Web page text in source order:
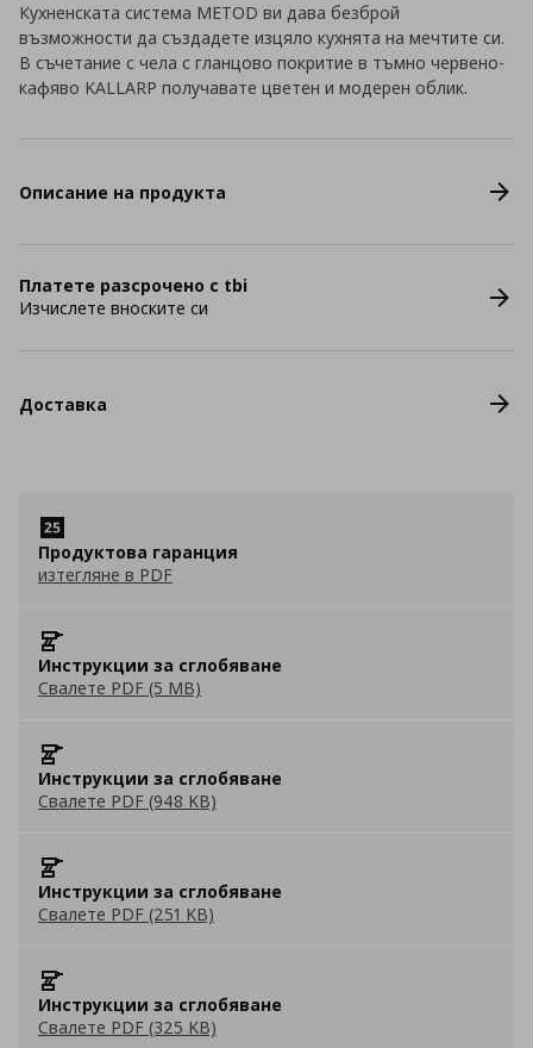
Кухненската система METOD ви дава безброй
възможности да създадете изцяло кухнята на мечтите си.
В съчетание с чела с гланцово покритие в тъмно червено-
кафяво KALLARP получавате цветен и модерен облик.
Описание на продукта
Платете разсрочено с tbi
Изчислете вноските си
Доставка
Продуктова гаранция
изтегляне в PDF
Инструкции за сглобяване
Свалете PDF (5 MB)
Инструкции за сглобяване
Свалете PDF (948 KB)
Инструкции за сглобяване
Свалете PDF (251 KB)
Инструкции за сглобяване
Свалете PDF (325 KB)